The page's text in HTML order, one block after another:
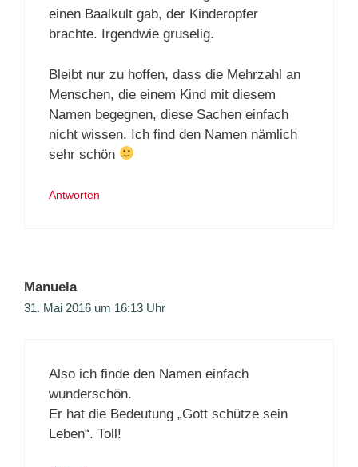
einen Baalkult gab, der Kinderopfer
brachte. Irgendwie gruselig.
Bleibt nur zu hoffen, dass die Mehrzahl an
Menschen, die einem Kind mit diesem
Namen begegnen, diese Sachen einfach
nicht wissen. Ich find den Namen nämlich
sehr schön
Antworten
Manuela
31. Mai 2016 um 16:13 Uhr
Also ich finde den Namen einfach
wunderschön.
Er hat die Bedeutung „Gott schütze sein
Leben“. Toll!